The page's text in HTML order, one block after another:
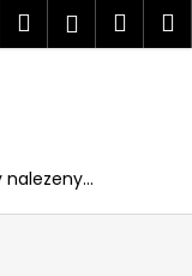
Hledat